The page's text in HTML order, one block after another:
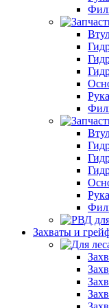
Захваты и